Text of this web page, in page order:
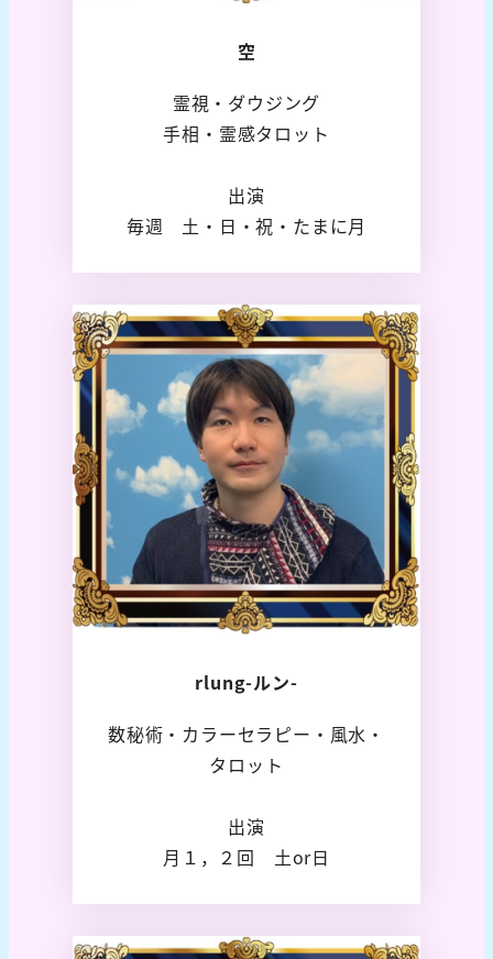
空
霊視・ダウジング
手相・霊感タロット
出演
毎週 土・日・祝・たまに月
rlung-ルン-
数秘術・カラーセラピー・風水・
タロット
出演
月１，２回 土or日